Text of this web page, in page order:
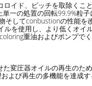
ロイド、ピッチを取除くこ
一の処置の回転99.9%粒子
そしてconbustionの性能を
を使用し、より低くオイ
重油およびポンプで
た変圧器オイルの再生の
よび再生の多機能を達成す